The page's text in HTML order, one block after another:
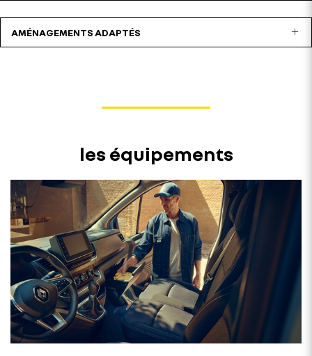
AMÉNAGEMENTS ADAPTÉS
les équipements